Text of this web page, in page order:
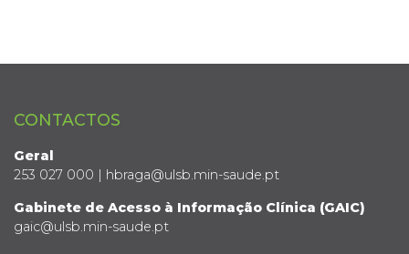
CONTACTOS
Geral
253 027 000 | hbraga@ulsb.min-saude.pt
Gabinete de Acesso à Informação Clínica (GAIC)
gaic@ulsb.min-saude.pt